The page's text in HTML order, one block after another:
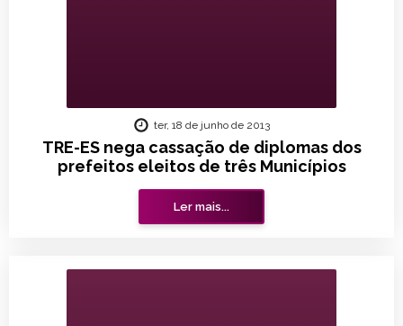
TRE-ES nega cassação de diplomas dos
prefeitos eleitos de três Municípios
ter, 18 de junho de 2013
Ler mais...